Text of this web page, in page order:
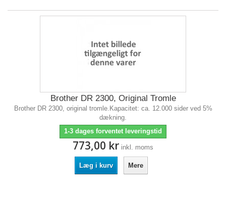
Brother DR 2300, Original Tromle
Brother DR 2300, original tromle.Kapacitet: ca. 12.000 sider ved 5%
dækning.
1-3 dages forventet leveringstid
773,00 kr inkl. moms
Læg i kurv Mere